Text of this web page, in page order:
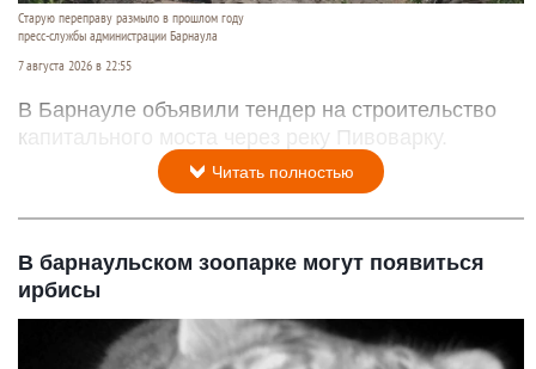
Старую переправу размыло в прошлом году
пресс-службы администрации Барнаула
7 августа 2026 в 22:55
В Барнауле объявили тендер на строительство
капитального моста через реку Пивоварку.
Читать полностью
В барнаульском зоопарке могут появиться
ирбисы